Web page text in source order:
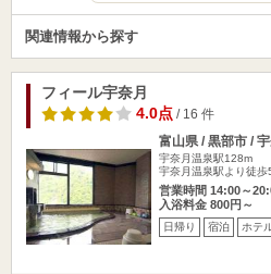
関連情報から探す
フィール宇奈月
4.0点/ 16 件
富山県 / 黒部市 /
宇奈月温泉駅128m
宇奈月温泉駅より徒
営業時間 14:00～
入浴料金 800円～
日帰り 宿泊 ホテ